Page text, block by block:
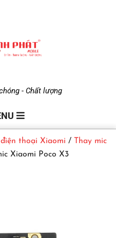
- Chất lượng
điện thoại Xiaomi /
Thay mic
Xiaomi Poco X3